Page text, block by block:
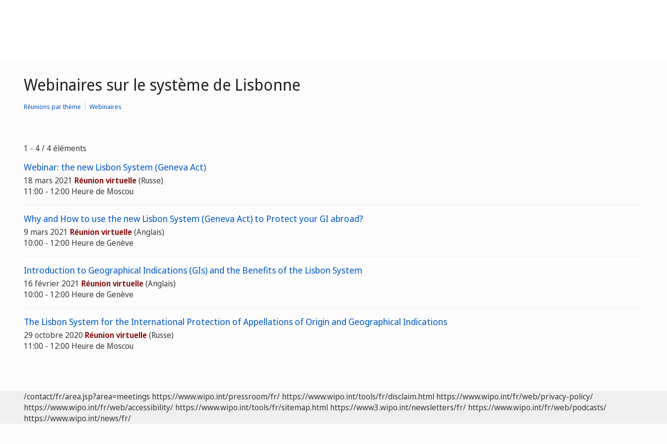
Webinaires sur le système de Lisbonne
Réunions par thème Webinaires
1 - 4 / 4 éléments
Webinar: the new Lisbon System (Geneva Act)
18 mars 2021 Réunion virtuelle(Russe)
11:00 - 12:00 Heure de Moscou
Why and How to use the new Lisbon System (Geneva Act) to Protect your GI abroad?
9 mars 2021 Réunion virtuelle(Anglais)
10:00 - 12:00 Heure de Genève
Introduction to Geographical Indications (GIs) and the Benefits of the Lisbon System
16 février 2021 Réunion virtuelle(Anglais)
10:00 - 12:00 Heure de Genève
The Lisbon System for the International Protection of Appellations of Origin and Geographical Indications
29 octobre 2020 Réunion virtuelle(Russe)
11:00 - 12:00 Heure de Moscou
/contact/fr/area.jsp?area=meetings https://www.wipo.int/pressroom/fr/ https://www.wipo.int/tools/fr/disclaim.html https://www.wipo.int/fr/web/privacy-policy/
https://www.wipo.int/fr/web/accessibility/ https://www.wipo.int/tools/fr/sitemap.html https://www3.wipo.int/newsletters/fr/ https://www.wipo.int/fr/web/podcasts/
https://www.wipo.int/news/fr/